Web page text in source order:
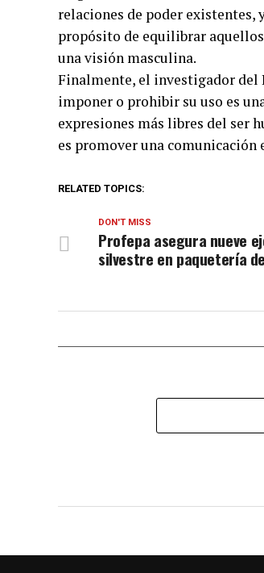
relaciones de poder existentes,
propósito de equilibrar
una visión masculina.
Finalmente, el investigador del
imponer o prohibir su uso es
expresiones más libres del ser
es promover una
RELATED TOPICS:
DON'T MISS
Profepa asegura nueve
silvestre en paquetería